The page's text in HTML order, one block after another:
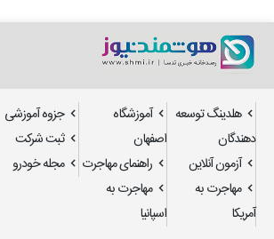
هلدینگ توسعه
دهندگان
آموزشگاه
اصفهان
جزوه آموزشی
ثبت شرکت
آزمون آنلاین
راهنمای مهاجرت مجله خودرو
مهاجرت به
آمریکا
مهاجرت به
اسپانیا